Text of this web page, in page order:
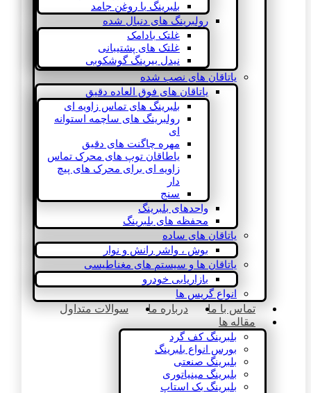
بلبرینگ با روغن جامد
رولبرینگ های دنبال شده
غلتک بادامک
غلتک های پشتیبانی
نیدل بیرینگ گوشکوبی
یاتاقان های نصب شده
یاتاقان های فوق العاده دقیق
بلبرینگ های تماس زاویه ای
رولبرینگ های ساچمه استوانه
ای
مهره چاگنت های دقیق
یاطاقان توپ های محرک تماس
زاویه ای برای محرک های پیچ
دار
سنج
واحدهای بلبرینگ
محفظه های بلبرینگ
یاتاقان های ساده
بوش ، واشر رانش و نوار
یاتاقان ها و سیستم های مغناطیسی
بازاریابی خودرو
انواع گریس ها
تماس با ما درباره ما
سوالات متداول
مقاله ها
بلبرینگ کف گرد
بورس انواع بلبرینگ
بلبرینگ صنعتی
بلبرینگ مینیاتوری
بلبرینگ بک استاپ